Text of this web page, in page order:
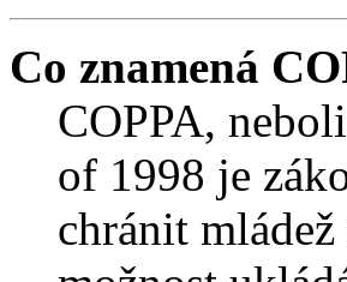
Co znamená
COPPA,
of 1998 je
chránit